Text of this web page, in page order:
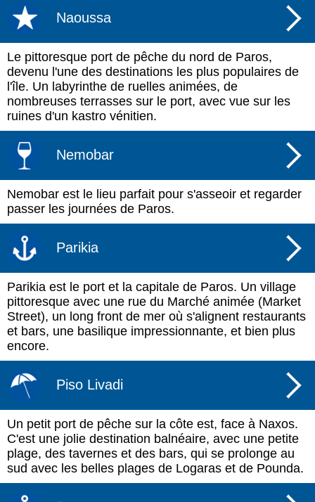
Naoussa
Le pittoresque port de pêche du nord de Paros,
devenu l'une des destinations les plus populaires de
l'île. Un labyrinthe de ruelles animées, de
nombreuses terrasses sur le port, avec vue sur les
ruines d'un kastro vénitien.
Nemobar
Nemobar est le lieu parfait pour s'asseoir et regarder
passer les journées de Paros.
Parikia
Parikia est le port et la capitale de Paros. Un village
pittoresque avec une rue du Marché animée (Market
Street), un long front de mer où s'alignent restaurants
et bars, une basilique impressionnante, et bien plus
encore.
Piso Livadi
Un petit port de pêche sur la côte est, face à Naxos.
C'est une jolie destination balnéaire, avec une petite
plage, des tavernes et des bars, qui se prolonge au
sud avec les belles plages de Logaras et de Pounda.